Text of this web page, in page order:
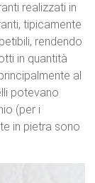
realizzati in
tipicamente
rendendo
in quantità
al
potevano
(per i
in pietra sono